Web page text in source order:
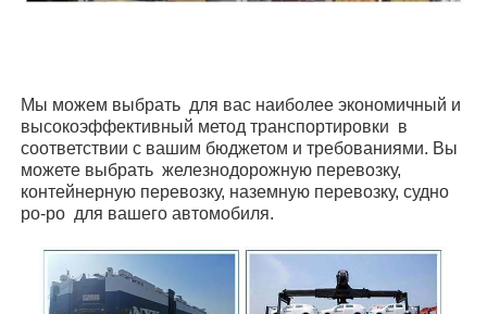
Мы можем выбрать для вас наиболее экономичный и
высокоэффективный метод транспортировки в
соответствии с вашим бюджетом и требованиями. Вы
можете выбратьжелезнодорожную перевозку,
контейнерную перевозку, наземную перевозку, судно
ро-ро для вашего автомобиля.